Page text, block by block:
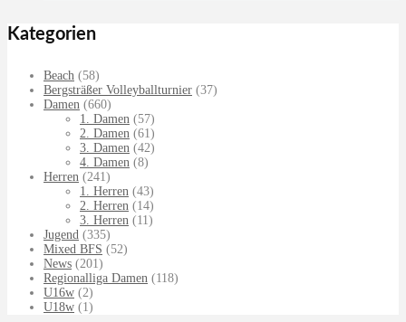
Kategorien
Beach (58)
Bergsträßer Volleyballturnier (37)
Damen (660)
1. Damen (57)
2. Damen (61)
3. Damen (42)
4. Damen (8)
Herren (241)
1. Herren (43)
2. Herren (14)
3. Herren (11)
Jugend (335)
Mixed BFS (52)
News (201)
Regionalliga Damen (118)
U16w (2)
U18w (1)